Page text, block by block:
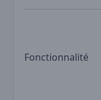
Fonctionnalité